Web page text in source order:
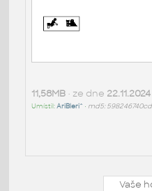
11,58MB• ze dne 22.11.2024
Umístil:AriBleri^ • md5:
Vaše